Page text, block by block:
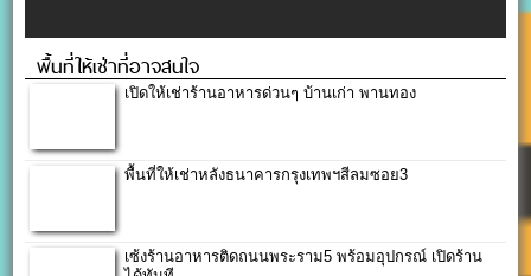
พื้นที่ให้เช่าที่อาจสนใจ
เปิดให้เช่าร้านอาหารด่วนๆ บ้านเก่า พานทอง
พื้นที่ให้เช่าหลังธนาคารกรุงเทพฯสีลมซอย3
เซ้งร้านอาหารติดถนนพระราม5 พร้อมอุปกรณ์ เปิดร้าน